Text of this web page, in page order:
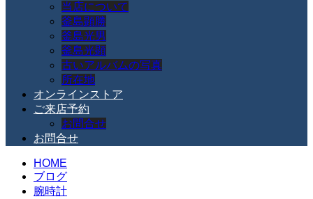
当店について
釜島顕勝
釜島光男
釜島光顕
古いアルバムの写真
所在地
オンラインストア
ご来店予約
お問合せ
お問合せ
HOME
ブログ
腕時計